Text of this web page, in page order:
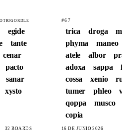
egide
tante
cenar
pacto
sanar
xysto
32 BOARDS
#67
trica droga
phyma
maneo
atele
albor
adoxa
sappa
cossa
xenio
tumer
phleo
qoppa
musco
copia
16 DE JUNIO 2026